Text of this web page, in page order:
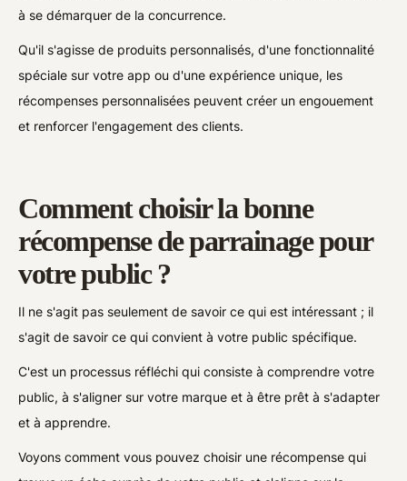
à se démarquer de la concurrence.
Qu'il s'agisse de produits personnalisés, d'une fonctionnalité
spéciale sur votre app ou d'une expérience unique, les
récompenses personnalisées peuvent créer un engouement
et renforcer l'engagement des clients.
Comment choisir la bonne
récompense de parrainage pour
votre public ?
Il ne s'agit pas seulement de savoir ce qui est intéressant ; il
s'agit de savoir ce qui convient à votre public spécifique.
C'est un processus réfléchi qui consiste à comprendre votre
public, à s'aligner sur votre marque et à être prêt à s'adapter
et à apprendre.
Voyons comment vous pouvez choisir une récompense qui